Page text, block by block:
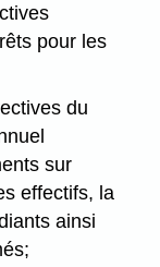
pour les
du
sur
effectifs, la
ainsi